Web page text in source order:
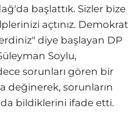
başlattık. Sizler bize
açtınız. Demokrat
diye başlayan DP
Soylu,
sorunları gören bir
değinerek, sorunların
da bildiklerini ifade etti.